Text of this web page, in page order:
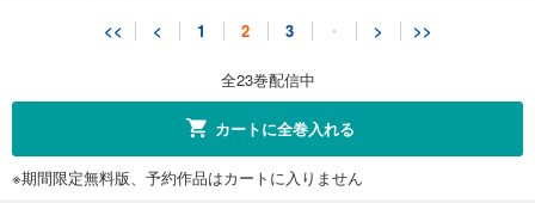
ヒカルの碁 21
あらすじを表示する
ヒカルの碁 22
<< < 1 2 3 ・ > >>
全23巻配信中
カートに全巻入れる
※期間限定無料版、予約作品はカートに入りません